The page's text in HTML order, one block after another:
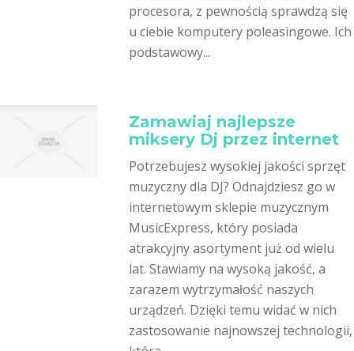
procesora, z pewnością sprawdzą się
u ciebie komputery poleasingowe. Ich
podstawowy...
Zamawiaj najlepsze
miksery Dj przez internet
Potrzebujesz wysokiej jakości sprzęt
muzyczny dla DJ? Odnajdziesz go w
internetowym sklepie muzycznym
MusicExpress, który posiada
atrakcyjny asortyment już od wielu
lat. Stawiamy na wysoką jakość, a
zarazem wytrzymałość naszych
urządzeń. Dzięki temu widać w nich
zastosowanie najnowszej technologii,